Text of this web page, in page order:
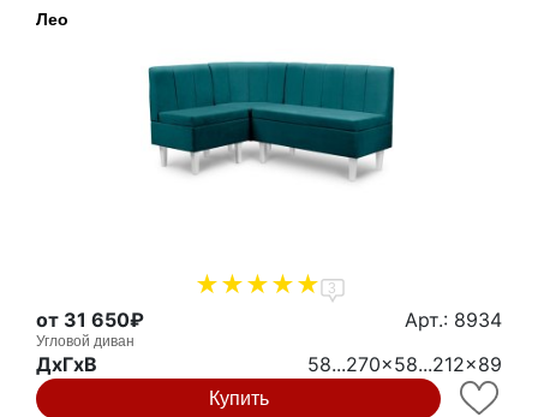
Лео
3
от 31 650₽ Арт.: 8934
Угловой диван
ДxГxВ 58...270x58...212x89
Купить